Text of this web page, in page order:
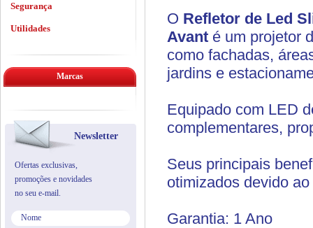
O Refletor de Led
Avant é um projetor
como fachadas,
jardins e
Equipado com LED
complementares,
Seus principais
otimizados devido
Garantia: 1 Ano
Segurança
Utilidades
Marcas
Newsletter
Ofertas exclusivas,
promoções e novidades
no seu e-mail.